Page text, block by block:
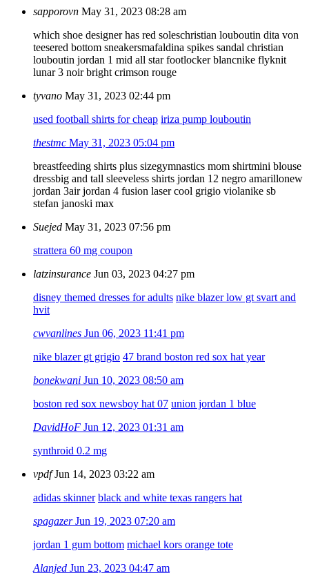
sapporovn May 31, 2023 08:28 am
which shoe designer has red soleschristian louboutin dita von
teesered bottom sneakersmafaldina spikes sandal christian
louboutin jordan 1 mid all star footlocker blancnike flyknit
lunar 3 noir bright crimson rouge
tyvano May 31, 2023 02:44 pm
used football shirts for cheap iriza pump louboutin
thestmc May 31, 2023 05:04 pm
breastfeeding shirts plus sizegymnastics mom shirtmini blouse
dressbig and tall sleeveless shirts jordan 12 negro amarillonew
jordan 3air jordan 4 fusion laser cool grigio violanike sb
stefan janoski max
Suejed May 31, 2023 07:56 pm
strattera 60 mg coupon
latzinsurance Jun 03, 2023 04:27 pm
disney themed dresses for adults nike blazer low gt svart and
hvit
cwvanlines Jun 06, 2023 11:41 pm
nike blazer gt grigio 47 brand boston red sox hat year
bonekwani Jun 10, 2023 08:50 am
boston red sox newsboy hat 07 union jordan 1 blue
DavidHoF Jun 12, 2023 01:31 am
synthroid 0.2 mg
vpdf Jun 14, 2023 03:22 am
adidas skinner black and white texas rangers hat
spagazer Jun 19, 2023 07:20 am
jordan 1 gum bottom michael kors orange tote
Alanjed Jun 23, 2023 04:47 am